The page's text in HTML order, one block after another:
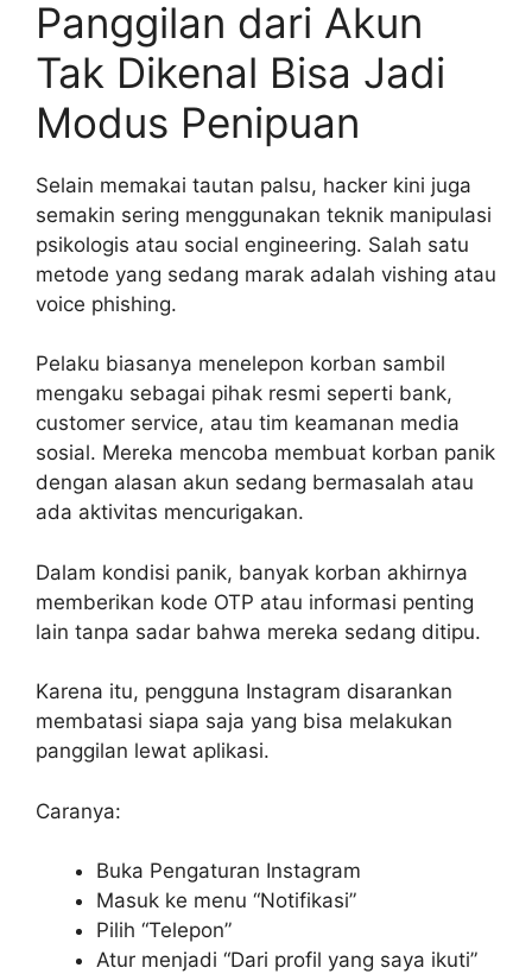
Panggilan dari Akun
Tak Dikenal Bisa Jadi
Modus Penipuan
Selain memakai tautan palsu, hacker kini juga
semakin sering menggunakan teknik manipulasi
psikologis atau social engineering. Salah satu
metode yang sedang marak adalah vishing atau
voice phishing.
Pelaku biasanya menelepon korban sambil
mengaku sebagai pihak resmi seperti bank,
customer service, atau tim keamanan media
sosial. Mereka mencoba membuat korban panik
dengan alasan akun sedang bermasalah atau
ada aktivitas mencurigakan.
Dalam kondisi panik, banyak korban akhirnya
memberikan kode OTP atau informasi penting
lain tanpa sadar bahwa mereka sedang ditipu.
Karena itu, pengguna Instagram disarankan
membatasi siapa saja yang bisa melakukan
panggilan lewat aplikasi.
Caranya:
Buka Pengaturan Instagram
Masuk ke menu “Notifikasi”
Pilih “Telepon”
Atur menjadi “Dari profil yang saya ikuti”